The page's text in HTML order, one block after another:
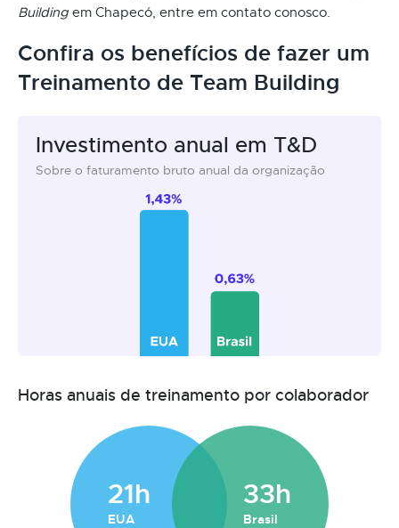
Building em Chapecó, entre em contato conosco.
Confira os benefícios de fazer um
Treinamento de Team Building
Investimento anual em T&D
Sobre o faturamento bruto anual da organização
Horas anuais de treinamento por colaborador
21h
EUA
33h
Brasil